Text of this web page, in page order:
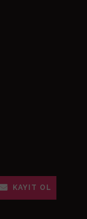
KAYIT OL